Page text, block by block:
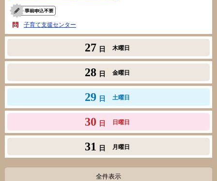
子育て支援センター
27 日 木曜日
28 日 金曜日
29 日 土曜日
30 日 日曜日
31 日 月曜日
全件表示